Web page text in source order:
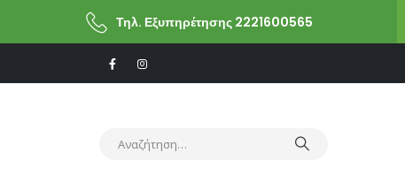
Τηλ. Εξυπηρέτησης 2221600565